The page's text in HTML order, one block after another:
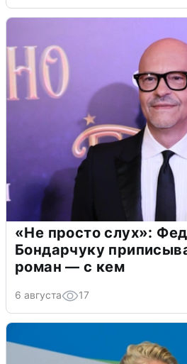
«Не просто слух»:
Бондарчуку
роман — с кем
6 августа 17